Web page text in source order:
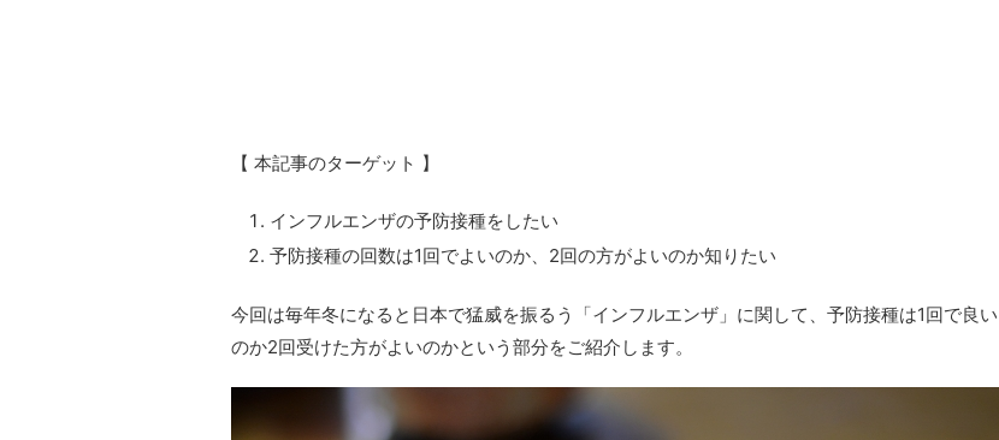
【 本記事のターゲット 】
インフルエンザの予防接種をしたい
予防接種の回数は1回でよいのか、2回の方がよいのか知りたい
今回は毎年冬になると日本で猛威を振るう「インフルエンザ」に関して、予防接種は1回で良い
のか2回受けた方がよいのかという部分をご紹介します。